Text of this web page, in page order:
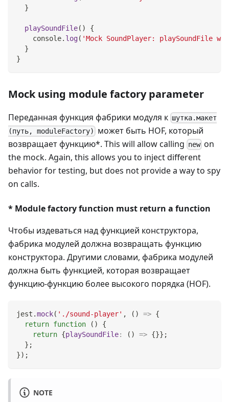
}
playSoundFile( )
{
console. log( 'Mock SoundPlayer: playSoundFile
}
}
Mock using module factory parameter
Переданная функция фабрики модуля к шутка.макет
(путь, moduleFactory)
может быть HOF, который
возвращает функцию*. This will allow calling new on
the mock. Again, this allows you to inject different
behavior for testing, but does not provide a way to spy
on calls.
* Module factory function must return a function
Чтобы издеваться над функцией конструктора,
фабрика модулей должна возвращать функцию
конструктора. Другими словами, фабрика модулей
должна быть функцией, которая возвращает
функцию-функцию более высокого порядка (HOF).
jest .mock( './sound-player' , ( ) => {
return function ( )
{
return {playSoundFile: ( ) => {}} ;
} ;
}) ;
NOTE